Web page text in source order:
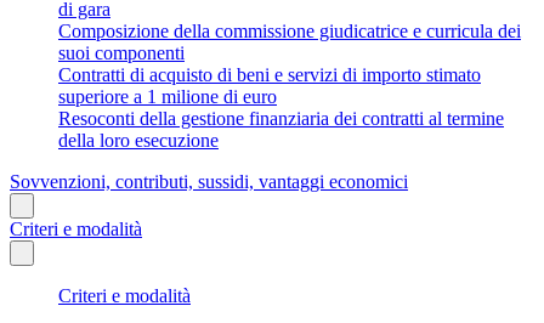
di gara
Composizione della commissione giudicatrice e curricula dei
suoi componenti
Contratti di acquisto di beni e servizi di importo stimato
superiore a 1 milione di euro
Resoconti della gestione finanziaria dei contratti al termine
della loro esecuzione
Sovvenzioni, contributi, sussidi, vantaggi economici
Criteri e modalità
Criteri e modalità